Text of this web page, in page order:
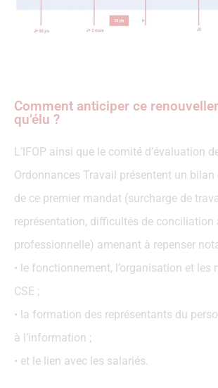
Comment anticiper ce
qu’élu ?
L’IFOP ainsi que le comité d’évaluation
Ordonnances Travail présentent un bilan
de ce premier mandat (surcharge de
représentation, difficultés de conciliation
professionnelle) amenant à repenser
• le fonctionnement, l’organisation et les
CSE ;
• la formation des représentants du
à l’information ;
• et le lien avec les salariés.